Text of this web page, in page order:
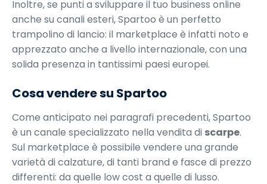
Inoltre, se punti a sviluppare il tuo business online
anche su canali esteri, Spartoo è un perfetto
trampolino di lancio: il marketplace è infatti noto e
apprezzato anche a livello internazionale, con una
solida presenza in tantissimi paesi europei.
Cosa vendere su Spartoo
Come anticipato nei paragrafi precedenti, Spartoo
è un canale specializzato nella vendita di scarpe.
Sul marketplace è possibile vendere una grande
varietà di calzature, di tanti brand e fasce di prezzo
differenti: da quelle low cost a quelle di lusso.